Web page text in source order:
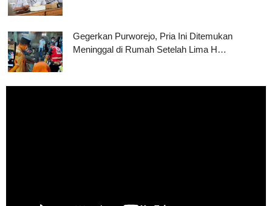
Gegerkan Purworejo, Pria Ini Ditemukan
Meninggal di Rumah Setelah Lima H…